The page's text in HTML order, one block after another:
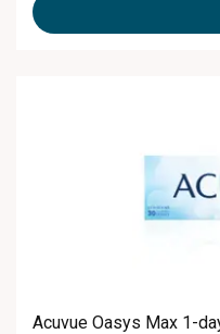
Acuvue Oasys Max 1-